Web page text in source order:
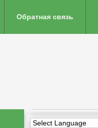
Обратная связь